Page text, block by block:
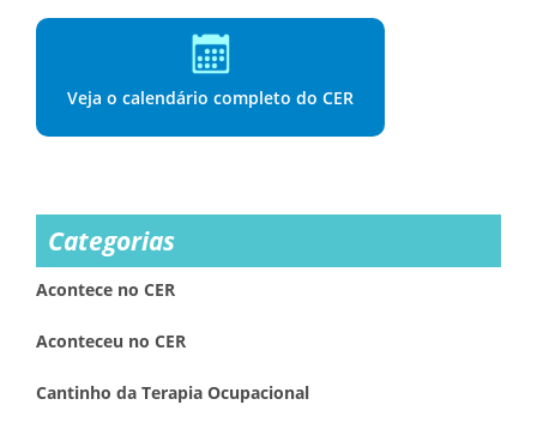
Veja o calendário completo do CER
Categorias
Acontece no CER
Aconteceu no CER
Cantinho da Terapia Ocupacional